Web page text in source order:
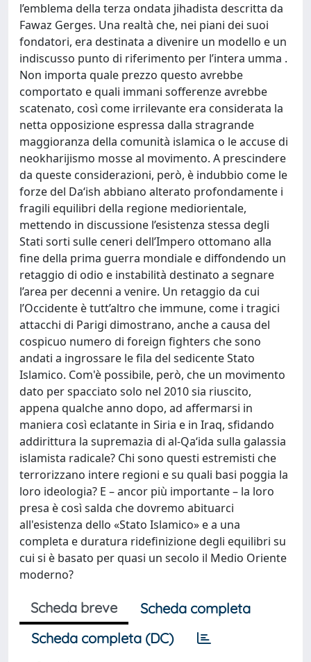
l’emblema della terza ondata jihadista descritta da
Fawaz Gerges. Una realtà che, nei piani dei suoi
fondatori, era destinata a divenire un modello e un
indiscusso punto di riferimento per l’intera umma .
Non importa quale prezzo questo avrebbe
comportato e quali immani sofferenze avrebbe
scatenato, così come irrilevante era considerata la
netta opposizione espressa dalla stragrande
maggioranza della comunità islamica o le accuse di
neokharijismo mosse al movimento. A prescindere
da queste considerazioni, però, è indubbio come le
forze del Da‘ish abbiano alterato profondamente i
fragili equilibri della regione mediorientale,
mettendo in discussione l’esistenza stessa degli
Stati sorti sulle ceneri dell’Impero ottomano alla
fine della prima guerra mondiale e diffondendo un
retaggio di odio e instabilità destinato a segnare
l’area per decenni a venire. Un retaggio da cui
l’Occidente è tutt’altro che immune, come i tragici
attacchi di Parigi dimostrano, anche a causa del
cospicuo numero di foreign fighters che sono
andati a ingrossare le fila del sedicente Stato
Islamico. Com'è possibile, però, che un movimento
dato per spacciato solo nel 2010 sia riuscito,
appena qualche anno dopo, ad affermarsi in
maniera così eclatante in Siria e in Iraq, sfidando
addirittura la supremazia di al-Qa‘ida sulla galassia
islamista radicale? Chi sono questi estremisti che
terrorizzano intere regioni e su quali basi poggia la
loro ideologia? E – ancor più importante – la loro
presa è così salda che dovremo abituarci
all'esistenza dello «Stato Islamico» e a una
completa e duratura ridefinizione degli equilibri su
cui si è basato per quasi un secolo il Medio Oriente
moderno?
Scheda breve
Scheda completa
Scheda completa (DC)